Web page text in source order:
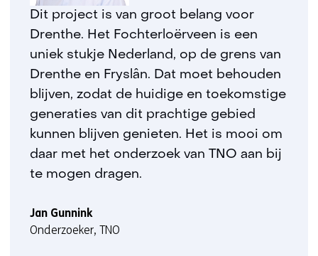
i
j
z
g
e
n
geweigerd.
Dit project is van groot belang voor
Drenthe. Het Fochterloërveen is een
uniek stukje Nederland, op de grens van
Drenthe en Fryslân. Dat moet behouden
blijven, zodat de huidige en toekomstige
generaties van dit prachtige gebied
kunnen blijven genieten. Het is mooi om
daar met het onderzoek van TNO aan bij
te mogen dragen.
Jan Gunnink
Onderzoeker, TNO